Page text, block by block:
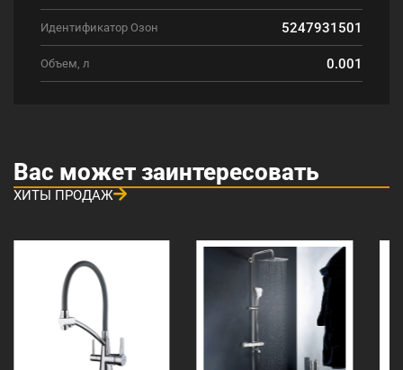
Идентификатор Озон 5247931501
Объем, л 0.001
Вас может заинтересовать
ХИТЫ ПРОДАЖ